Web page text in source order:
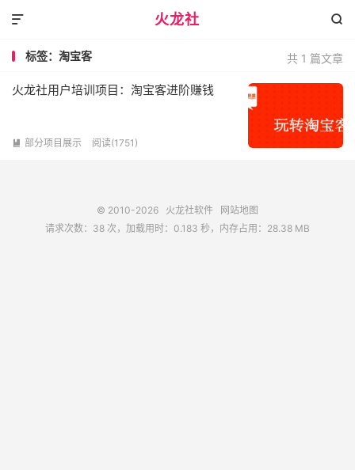
火龙社 

共 1 篇文章
标签：淘宝客
火龙社用户培训项目：淘宝客进阶赚钱
 部分项目展示 阅读(1751)
© 2010-2026 火龙社软件
网站地图
请求次数：38 次，加载用时：0.183 秒，内存占用：28.38 MB